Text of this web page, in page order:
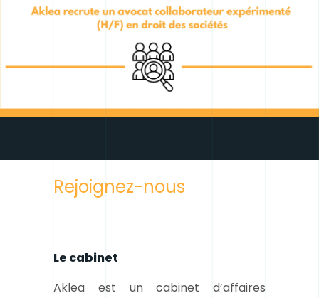
Rejoignez-nous
Le cabinet
Aklea est un cabinet d’affaires